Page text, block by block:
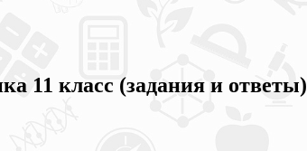
11 класс (задания и ответы)